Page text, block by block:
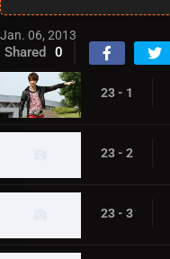
Jan. 06, 2013
Shared 0
23 - 1
23 - 2
23 - 3